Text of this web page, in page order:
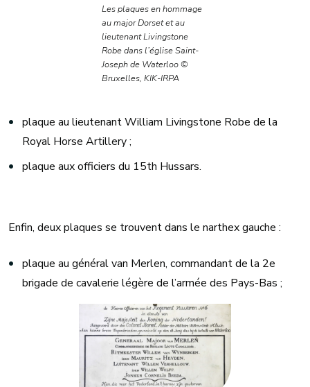
Les plaques en hommage
au major Dorset et au
lieutenant Livingstone
Robe dans l’église Saint-
Joseph de Waterloo ©
Bruxelles, KIK-IRPA
plaque au lieutenant William Livingstone Robe de la
Royal Horse Artillery ;
plaque aux officiers du 15th Hussars.
Enfin, deux plaques se trouvent dans le narthex gauche :
plaque au général van Merlen, commandant de la 2e
brigade de cavalerie légère de l’armée des Pays-Bas ;